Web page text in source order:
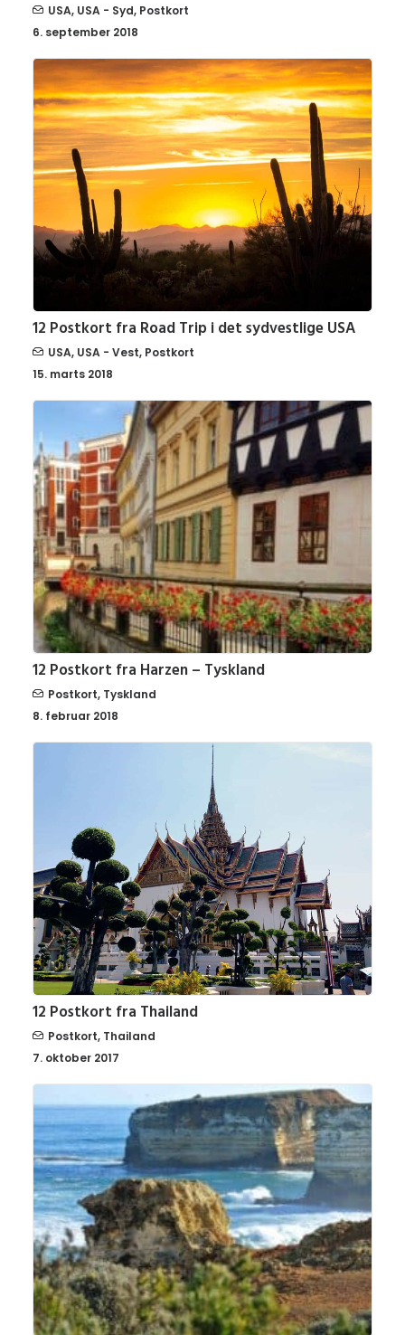
USA, USA - Syd, Postkort
6. september 2018
12 Postkort fra Road Trip i det sydvestlige USA
USA, USA - Vest, Postkort
15. marts 2018
12 Postkort fra Harzen – Tyskland
Postkort, Tyskland
8. februar 2018
12 Postkort fra Thailand
Postkort, Thailand
7. oktober 2017